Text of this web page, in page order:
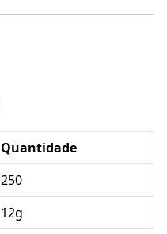
Quantidade
250
12g